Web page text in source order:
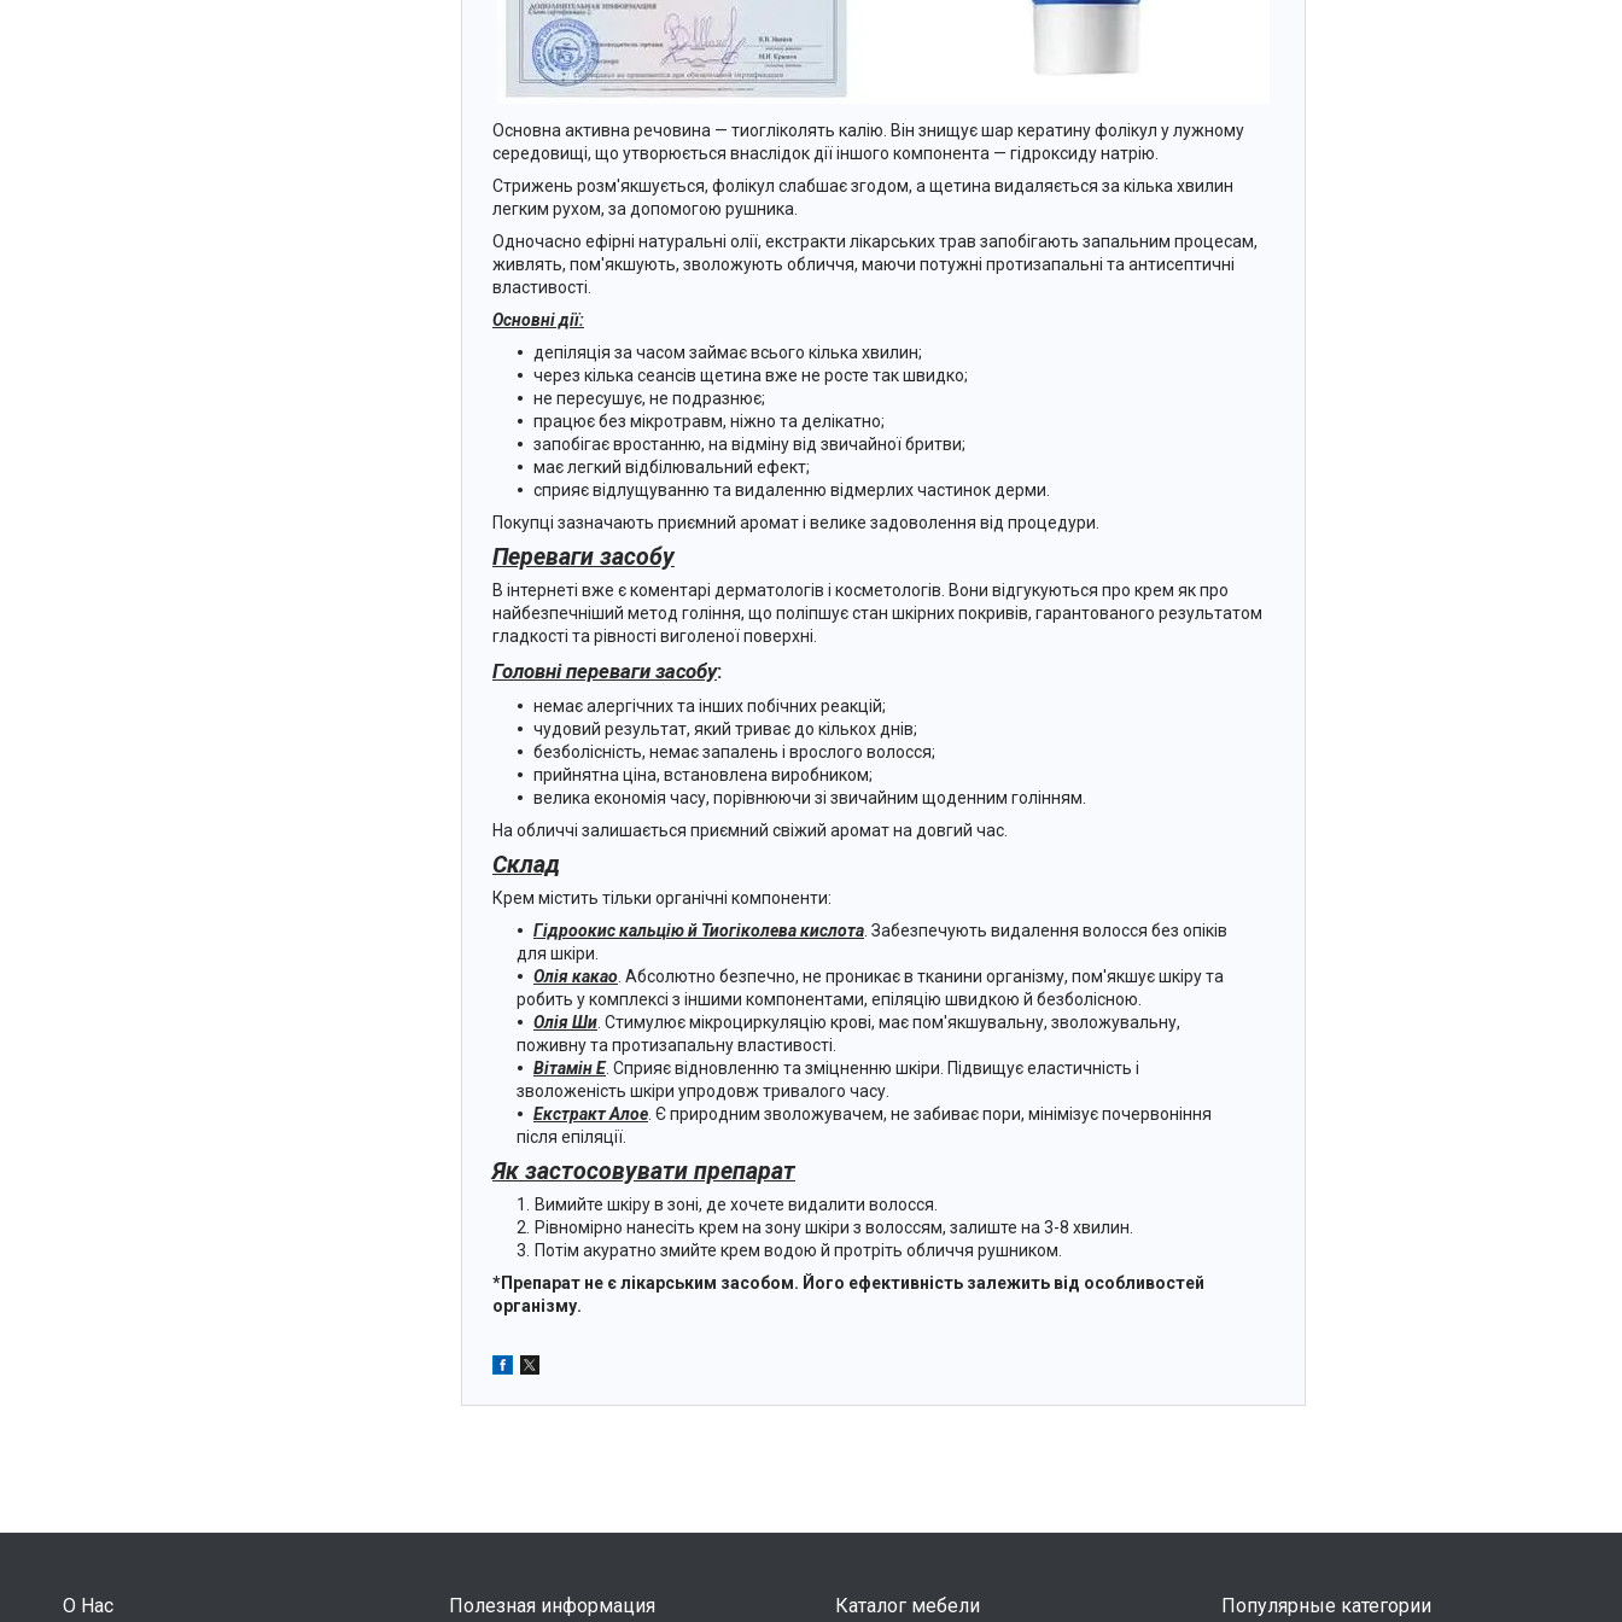
Основна активна речовина — тиогліколять калію. Він знищує шар кератину фолікул у лужному
середовищі, що утворюється внаслідок дії іншого компонента — гідроксиду натрію.
Стрижень розм'якшується, фолікул слабшає згодом, а щетина видаляється за кілька хвилин
легким рухом, за допомогою рушника.
Одночасно ефірні натуральні олії, екстракти лікарських трав запобігають запальним процесам,
живлять, пом'якшують, зволожують обличчя, маючи потужні протизапальні та антисептичні
властивості.
Основні дії:
депіляція за часом займає всього кілька хвилин;
через кілька сеансів щетина вже не росте так швидко;
не пересушує, не подразнює;
працює без мікротравм, ніжно та делікатно;
запобігає вростанню, на відміну від звичайної бритви;
має легкий відбілювальний ефект;
сприяє відлущуванню та видаленню відмерлих частинок дерми.
Покупці зазначають приємний аромат і велике задоволення від процедури.
Переваги засобу
В інтернеті вже є коментарі дерматологів і косметологів. Вони відгукуються про крем як про
найбезпечніший метод гоління, що поліпшує стан шкірних покривів, гарантованого результатом
гладкості та рівності виголеної поверхні.
Головні переваги засобу:
немає алергічних та інших побічних реакцій;
чудовий результат, який триває до кількох днів;
безболісність, немає запалень і врослого волосся;
прийнятна ціна, встановлена виробником;
велика економія часу, порівнюючи зі звичайним щоденним голінням.
На обличчі залишається приємний свіжий аромат на довгий час.
Склад
Крем містить тільки органічні компоненти:
Гідроокис кальцію й Тиогіколева кислота. Забезпечують видалення волосся без опіків
для шкіри.
Олія какао. Абсолютно безпечно, не проникає в тканини організму, пом'якшує шкіру та
робить у комплексі з іншими компонентами, епіляцію швидкою й безболісною.
Олія Ши. Стимулює мікроциркуляцію крові, має пом'якшувальну, зволожувальну,
поживну та протизапальну властивості.
Вітамін Е. Сприяє відновленню та зміцненню шкіри. Підвищує еластичність і
зволоженість шкіри упродовж тривалого часу.
Екстракт Алое. Є природним зволожувачем, не забиває пори, мінімізує почервоніння
після епіляції.
Як застосовувати препарат
Вимийте шкіру в зоні, де хочете видалити волосся.
Рівномірно нанесіть крем на зону шкіри з волоссям, залиште на 3-8 хвилин.
Потім акуратно змийте крем водою й протріть обличчя рушником.
*Препарат не є лікарським засобом. Його ефективність залежить від особливостей
організму.
О Нас Полезная информация Каталог мебели Популярные категории